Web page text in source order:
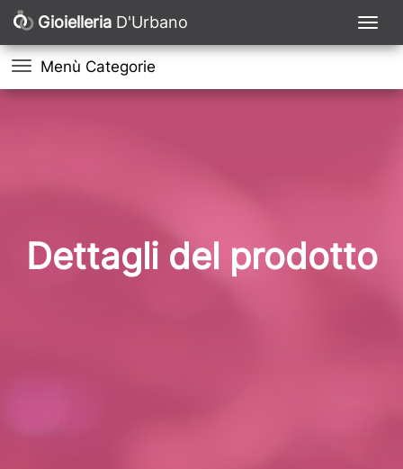
Gioielleria D'Urbano
Menù Categorie
Dettagli del prodotto